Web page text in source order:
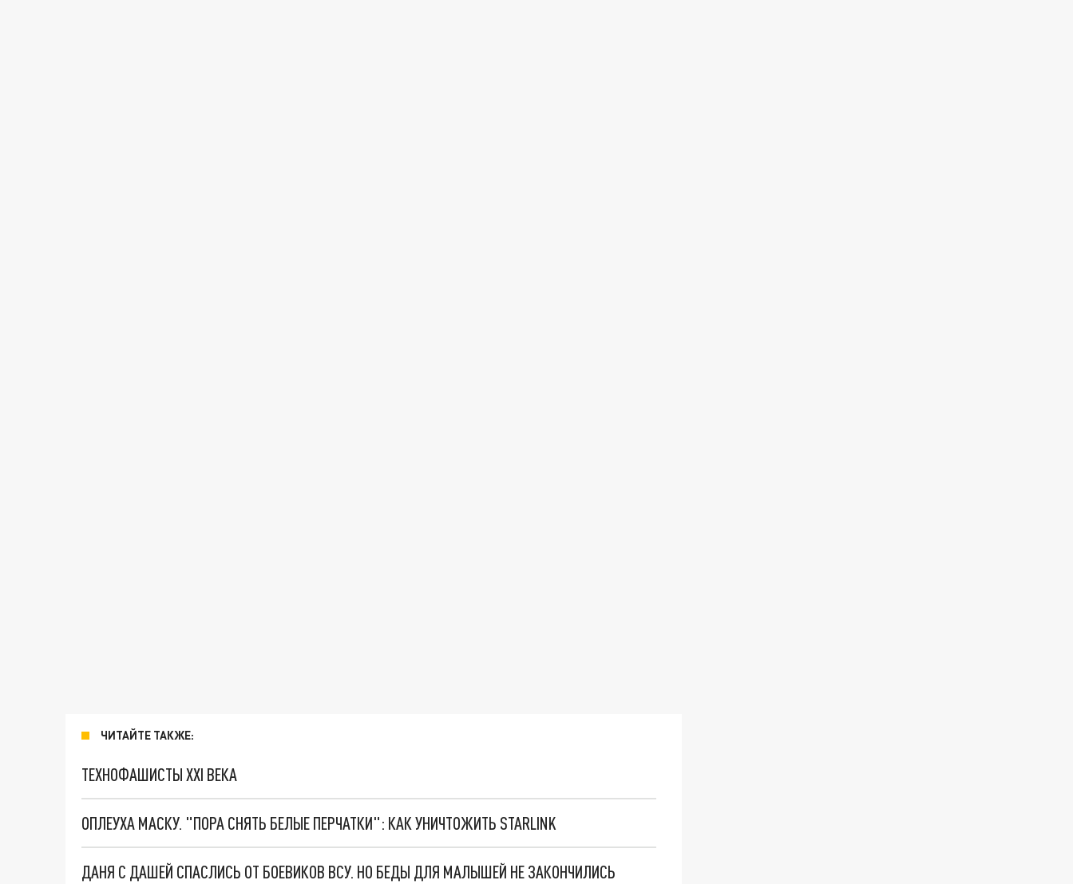
ЧИТАЙТЕ ТАКЖЕ:
ТЕХНОФАШИСТЫ XXI ВЕКА
ОПЛЕУХА МАСКУ. "ПОРА СНЯТЬ БЕЛЫЕ ПЕРЧАТКИ": КАК УНИЧТОЖИТЬ STARLINK
ДАНЯ С ДАШЕЙ СПАСЛИСЬ ОТ БОЕВИКОВ ВСУ. НО БЕДЫ ДЛЯ МАЛЫШЕЙ НЕ ЗАКОНЧИЛИСЬ